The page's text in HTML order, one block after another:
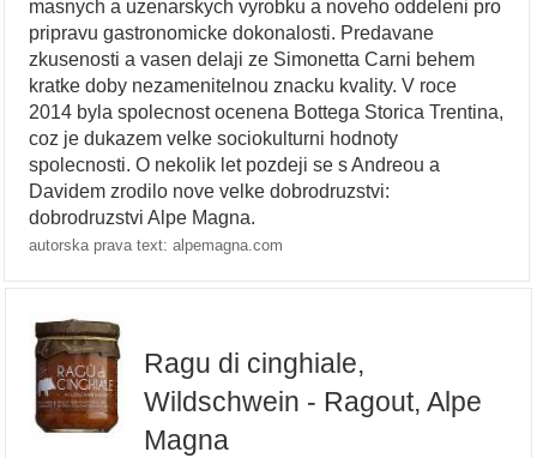
masnych a uzenarskych vyrobku a noveho oddeleni pro
pripravu gastronomicke dokonalosti. Predavane
zkusenosti a vasen delaji ze Simonetta Carni behem
kratke doby nezamenitelnou znacku kvality. V roce
2014 byla spolecnost ocenena Bottega Storica Trentina,
coz je dukazem velke sociokulturni hodnoty
spolecnosti. O nekolik let pozdeji se s Andreou a
Davidem zrodilo nove velke dobrodruzstvi:
dobrodruzstvi Alpe Magna.
autorska prava text: alpemagna.com
Ragu di cinghiale,
Wildschwein - Ragout, Alpe
Magna